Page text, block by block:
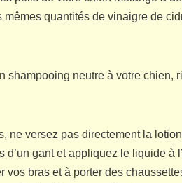
quantités de vinaigre de
shampooing neutre à votre chien,
ne versez pas directement la
d’un gant et appliquez le liquide
vos bras et à porter des